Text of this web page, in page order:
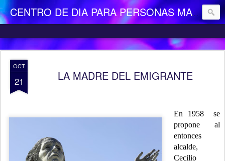
CENTRO DE DIA PARA PERSONAS MAYORES DEPENDIENTES "LA CAMOCHA"
OCT
21 LA MADRE DEL EMIGRANTE
En 1958 se
propone al
entonces
alcalde,
Cecilio